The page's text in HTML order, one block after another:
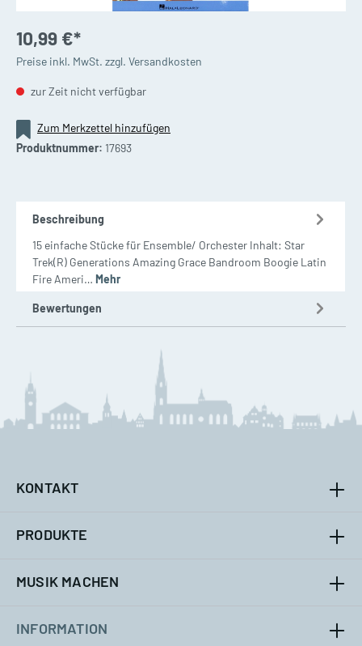
10,99 €*
Preise inkl. MwSt. zzgl. Versandkosten
zur Zeit nicht verfügbar
Zum Merkzettel hinzufügen
Produktnummer: 17693
Beschreibung
15 einfache Stücke für Ensemble/ Orchester Inhalt: Star
Trek(R) Generations Amazing Grace Bandroom Boogie Latin
Fire Ameri… Mehr
Bewertungen
KONTAKT
PRODUKTE
MUSIK MACHEN
INFORMATION